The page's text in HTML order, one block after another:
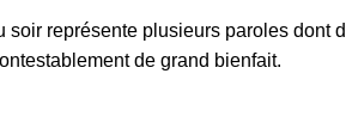
soir représente plusieurs paroles
de grand bienfait.